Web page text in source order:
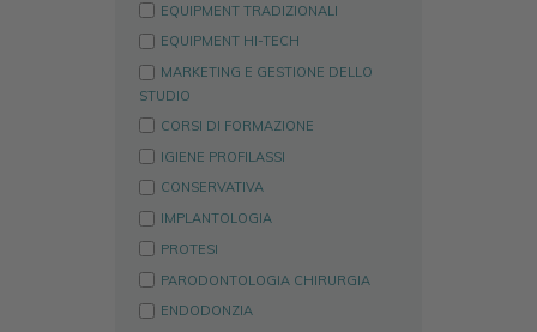
EQUIPMENT TRADIZIONALI
EQUIPMENT HI-TECH
MARKETING E GESTIONE DELLO
STUDIO
CORSI DI FORMAZIONE
IGIENE PROFILASSI
CONSERVATIVA
IMPLANTOLOGIA
PROTESI
PARODONTOLOGIA CHIRURGIA
ENDODONZIA